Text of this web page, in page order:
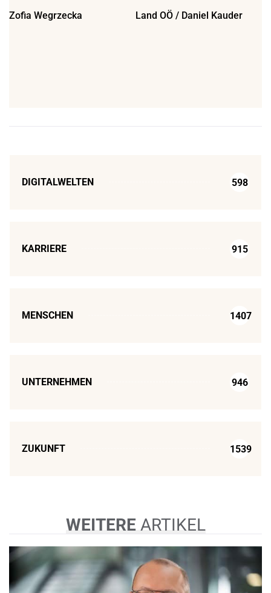
Zofia Wegrzecka Land OÖ / Daniel Kauder
DIGITALWELTEN 598
KARRIERE 915
MENSCHEN 1407
UNTERNEHMEN 946
ZUKUNFT 1539
WEITEREARTIKEL